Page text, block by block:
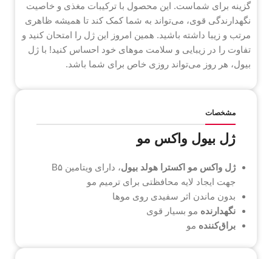
گزینه برای شماست. این محصول با ترکیبات مغذی و خاصیت
نگهدارندگی قوی، می‌تواند به شما کمک کند تا همیشه ظاهری
مرتب و زیبا داشته باشید. همین امروز این ژل را امتحان کنید و
تفاوت را در زیبایی و سلامت موهای خود احساس کنید! با ژل
بیول، هر روز می‌تواند روزی خاص برای شما باشد.
مشخصات
ژل بیول واکس مو
ژل واکس مو اکسترا هولد بیول
، دارای ویتامین B۵
جهت ایجاد لایه محافظتی برای ترمیم مو
بدون ماندن اثر سفیدی روی موها
نگهدارنده مو بسیار قوی
براق‌کننده مو